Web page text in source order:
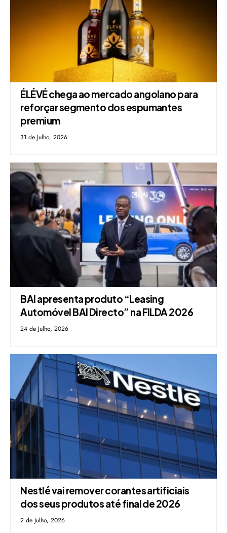
ÉLÉVÉ chega ao mercado angolano para
reforçar segmento dos espumantes
premium
31 de Julho, 2026
BAI apresenta produto “Leasing
Automóvel BAI Directo” na FILDA 2026
24 de Julho, 2026
Nestlé vai remover corantes artificiais
dos seus produtos até final de 2026
2 de Julho, 2026